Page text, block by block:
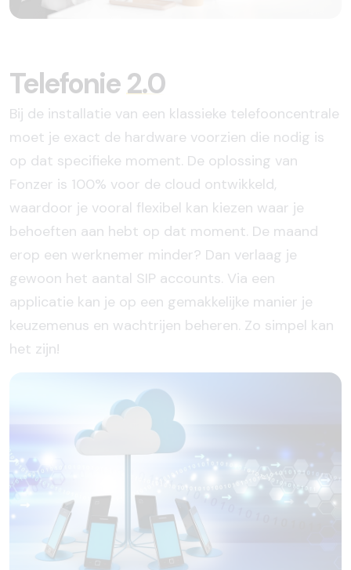
Telefonie2.0
Bij de installatie van een klassieke telefooncentrale
moet je exact de hardware voorzien die nodig is
op dat specifieke moment. De oplossing van
Fonzer is 100% voor de cloud ontwikkeld,
waardoor je vooral flexibel kan kiezen waar je
behoeften aan hebt op dat moment. De maand
erop een werknemer minder? Dan verlaag je
gewoon het aantal SIP accounts. Via een
applicatie kan je op een gemakkelijke manier je
keuzemenus en wachtrijen beheren. Zo simpel kan
het zijn!